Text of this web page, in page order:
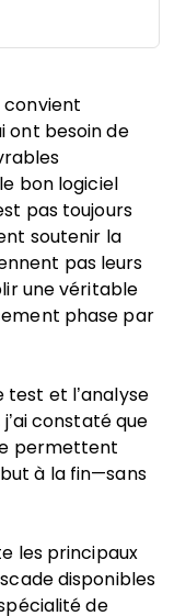
convient
ont besoin de
bon logiciel
pas toujours
soutenir la
pas leurs
une véritable
phase par
test et l’analyse
constaté que
permettent
à la fin—sans
les principaux
disponibles
de